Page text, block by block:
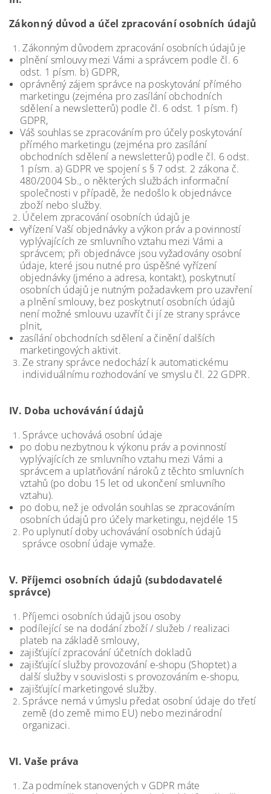
Zákonný důvod a účel zpracování osobních údajů
Zákonným důvodem zpracování osobních údajů je
plnění smlouvy mezi Vámi a správcem podle čl. 6
odst. 1 písm. b) GDPR,
oprávněný zájem správce na poskytování přímého
marketingu (zejména pro zasílání obchodních
sdělení a newsletterů) podle čl. 6 odst. 1 písm. f)
GDPR,
Váš souhlas se zpracováním pro účely poskytování
přímého marketingu (zejména pro zasílání
obchodních sdělení a newsletterů) podle čl. 6 odst.
1 písm. a) GDPR ve spojení s § 7 odst. 2 zákona č.
480/2004 Sb., o některých službách informační
společnosti v případě, že nedošlo k objednávce
zboží nebo služby.
Účelem zpracování osobních údajů je
vyřízení Vaší objednávky a výkon práv a povinností
vyplývajících ze smluvního vztahu mezi Vámi a
správcem; při objednávce jsou vyžadovány osobní
údaje, které jsou nutné pro úspěšné vyřízení
objednávky (jméno a adresa, kontakt), poskytnutí
osobních údajů je nutným požadavkem pro uzavření
a plnění smlouvy, bez poskytnutí osobních údajů
není možné smlouvu uzavřít či jí ze strany správce
plnit,
zasílání obchodních sdělení a činění dalších
marketingových aktivit.
Ze strany správce nedochází k automatickému
individuálnímu rozhodování ve smyslu čl. 22 GDPR.
IV. Doba uchovávání údajů
Správce uchovává osobní údaje
po dobu nezbytnou k výkonu práv a povinností
vyplývajících ze smluvního vztahu mezi Vámi a
správcem a uplatňování nároků z těchto smluvních
vztahů (po dobu 15 let od ukončení smluvního
vztahu).
po dobu, než je odvolán souhlas se zpracováním
osobních údajů pro účely marketingu, nejdéle 15
Po uplynutí doby uchovávání osobních údajů
správce osobní údaje vymaže.
V. Příjemci osobních údajů (subdodavatelé
správce)
Příjemci osobních údajů jsou osoby
podílející se na dodání zboží / služeb / realizaci
plateb na základě smlouvy,
zajišťující zpracování účetních dokladů
zajišťující služby provozování e-shopu (Shoptet) a
další služby v souvislosti s provozováním e-shopu,
zajišťující marketingové služby.
Správce nemá v úmyslu předat osobní údaje do třetí
země (do země mimo EU) nebo mezinárodní
organizaci.
VI.Vaše práva
Za podmínek stanovených v GDPR máte